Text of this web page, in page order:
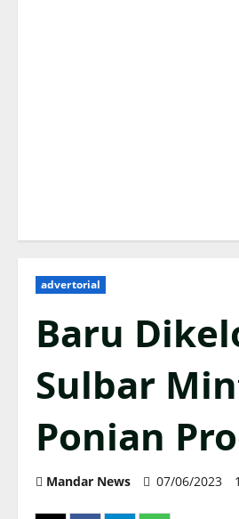
advertorial
Baru
Sulbar
Ponian
Mandar News 07/06/2023